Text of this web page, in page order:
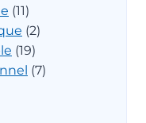
(11)
(2)
(19)
(7)